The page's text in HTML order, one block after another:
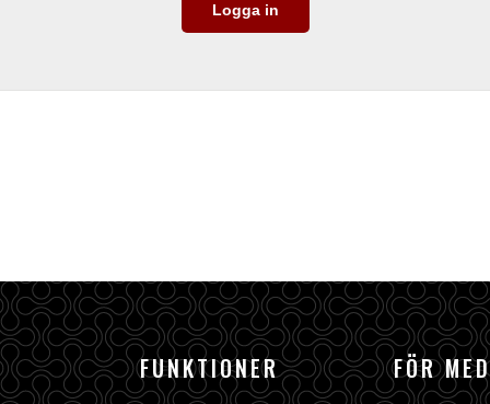
Logga in
FUNKTIONER FÖR